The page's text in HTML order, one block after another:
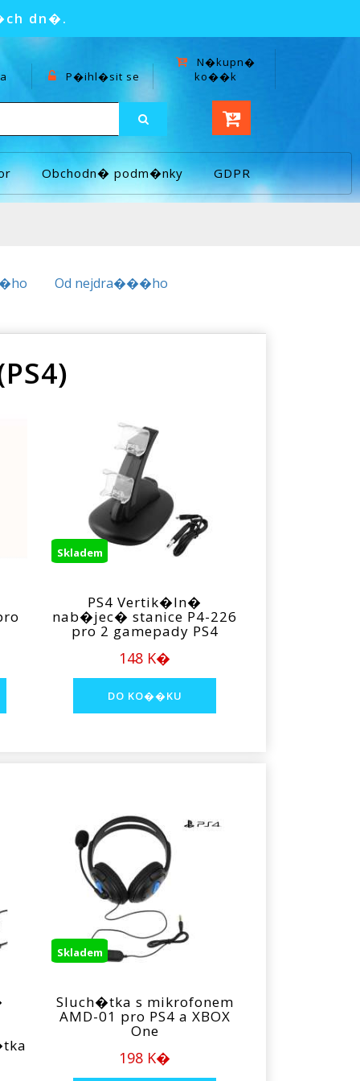
dn�.
P�ihl�sit se
N�kupn�
ko��k
Obchodn� podm�nky GDPR
Od nejdra���ho
Skladem
PS4 Vertik�ln�
nab�jec� stanice P4-226
pro 2 gamepady PS4
148 K�
Skladem
Sluch�tka s mikrofonem
AMD-01 pro PS4 a XBOX
One
198 K�